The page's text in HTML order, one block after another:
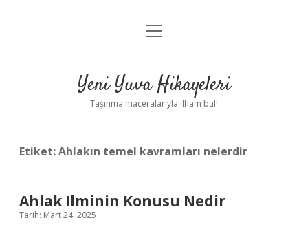
Anasayfa
Yasal Uyarı
menüyü
Yeni Yuva Hikayeleri
Taşınma maceralarıyla ilham bul!
Etiket:Ahlakın temel kavramları nelerdir
Ahlak Ilminin Konusu Nedir
Tarih: Mart 24, 2025